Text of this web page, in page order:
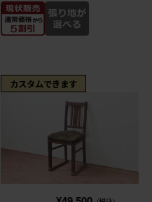
カスタムできます